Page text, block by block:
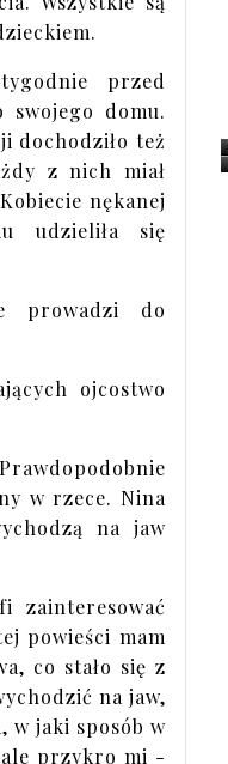
przed
swojego domu.
dochodziło też
z nich miał
nękanej
udzieliła się
prowadzi do
ojcostwo
w rzece. Nina
na jaw
zainteresować
powieści mam
co stało się z
na jaw,
w jaki sposób w
ale przykro mi -